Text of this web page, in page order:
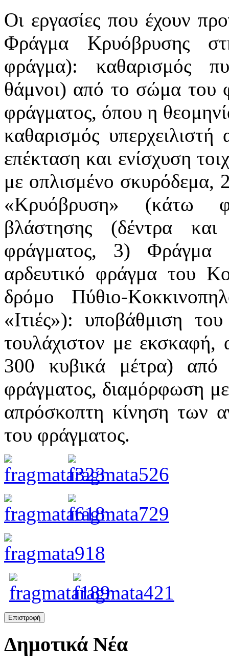
Οι εργασίες που έχουν
Φράγμα Κρυόβρυσης
φράγμα): καθαρισμός
θάμνοι) από το σώμα του
φράγματος, όπου η
καθαρισμός
επέκταση και ενίσχυση
με οπλισμένο
«Κρυόβρυση» (κάτω
βλάστησης (δέντρα
φράγματος, 3) Φράγμα
αρδευτικό φράγμα του
δρόμο Πύθιο-
«Ιτιές»): υποβάθμιση
τουλάχιστον με
300 κυβικά μέτρα)
φράγματος, διαμόρφωση
απρόσκοπτη κίνηση των
του φράγματος.
Δημοτικά Νέα